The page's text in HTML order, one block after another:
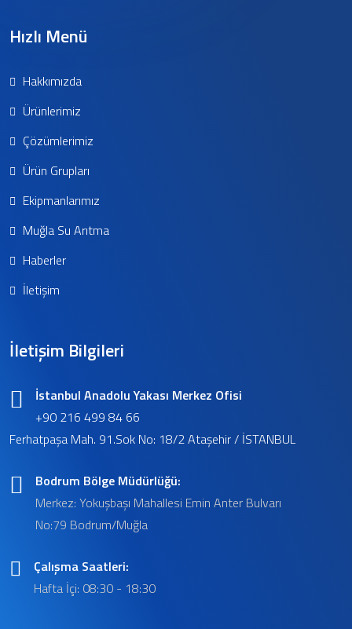
Hızlı Menü
Hakkımızda
Ürünlerimiz
Çözümlerimiz
Ürün Grupları
Ekipmanlarımız
Muğla Su Arıtma
Haberler
İletişim
İletişim Bilgileri
İstanbul Anadolu Yakası Merkez Ofisi
+90 216 499 84 66
Ferhatpaşa Mah. 91.Sok No: 18/2 Ataşehir / İSTANBUL
Bodrum Bölge Müdürlüğü:
Merkez: Yokuşbaşı Mahallesi Emin Anter Bulvarı
No:79 Bodrum/Muğla
Çalışma Saatleri:
Hafta İçi: 08:30 - 18:30